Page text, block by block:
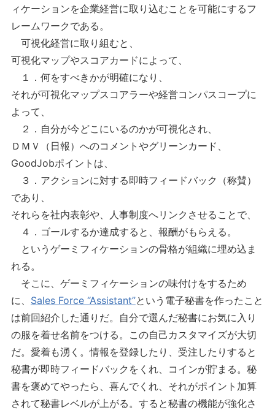
ィケーションを企業経営に取り込むことを可能にするフ
レームワークである。
可視化経営に取り組むと、
可視化マップやスコアカードによって、
１．何をすべきかが明確になり、
それが可視化マップスコアラーや経営コンパスコープに
よって、
２．自分が今どこにいるのかが可視化され、
ＤＭＶ（日報）へのコメントやグリーンカード、
GoodJobポイントは、
３．アクションに対する即時フィードバック（称賛）
であり、
それらを社内表彰や、人事制度へリンクさせることで、
４．ゴールするか達成すると、報酬がもらえる。
というゲーミフィケーションの骨格が組織に埋め込ま
れる。
そこに、ゲーミフィケーションの味付けをするため
に、 Sales Force “Assistant”という電子秘書を作ったこと
は前回紹介した通りだ。自分で選んだ秘書にお気に入り
の服を着せ名前をつける。この自己カスタマイズが大切
だ。愛着も湧く。情報を登録したり、受注したりすると
秘書が即時フィードバックをくれ、コインが貯まる。秘
書を褒めてやったら、喜んでくれ、それがポイント加算
されて秘書レベルが上がる。すると秘書の機能が強化さ